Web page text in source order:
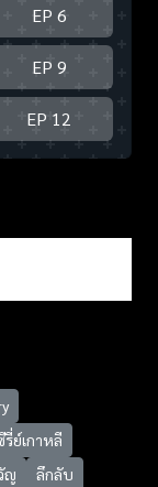
EP 6
EP 9
EP 12
รี่ย์เกาหลี
ญ
ลึกลับ